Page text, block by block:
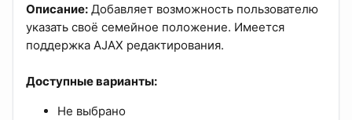
Описание: Добавляет возможность пользователю
указать своё семейное положение. Имеется
поддержка AJAX редактирования.
Доступные варианты:
Не выбрано